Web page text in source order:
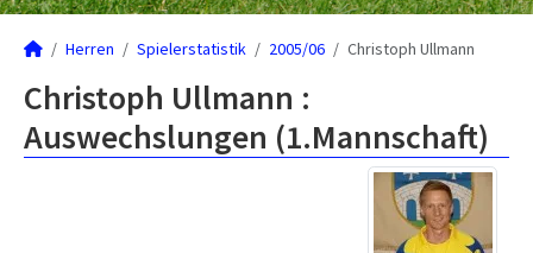
Herren Spielerstatistik 2005/06 Christoph Ullmann
Christoph Ullmann :
Auswechslungen (1.Mannschaft)